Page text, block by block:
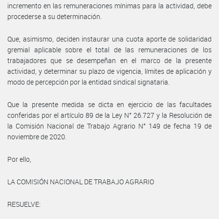
incremento en las remuneraciones mínimas para la actividad, debe
procederse a su determinación.
Que, asimismo, deciden instaurar una cuota aporte de solidaridad
gremial aplicable sobre el total de las remuneraciones de los
trabajadores que se desempeñan en el marco de la presente
actividad, y determinar su plazo de vigencia, límites de aplicación y
modo de percepción por la entidad sindical signataria.
Que la presente medida se dicta en ejercicio de las facultades
conferidas por el artículo 89 de la Ley N° 26.727 y la Resolución de
la Comisión Nacional de Trabajo Agrario N° 149 de fecha 19 de
noviembre de 2020.
Por ello,
LA COMISIÓN NACIONAL DE TRABAJO AGRARIO
RESUELVE: